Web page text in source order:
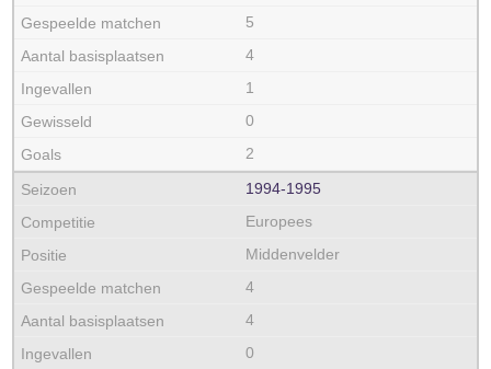
5
4
1
0
2
1994‑1995
Europees
Middenvelder
4
4
0